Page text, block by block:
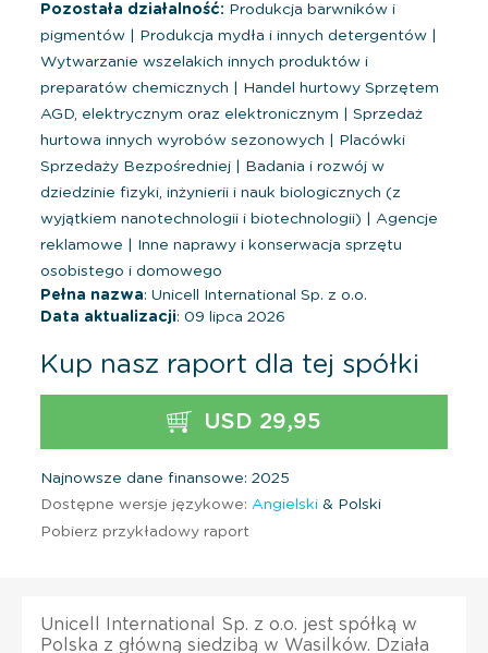
Pozostała działalność: Produkcja barwników i
pigmentów
Produkcja mydła i innych detergentów
Wytwarzanie wszelakich innych produktów i
preparatów chemicznych
Handel hurtowy Sprzętem
AGD, elektrycznym oraz elektronicznym
Sprzedaż
hurtowa innych wyrobów sezonowych
Placówki
Sprzedaży Bezpośredniej
Badania i rozwój w
dziedzinie fizyki, inżynierii i nauk biologicznych (z
wyjątkiem nanotechnologii i biotechnologii)
Agencje
reklamowe
Inne naprawy i konserwacja sprzętu
osobistego i domowego
Pełna nazwa: Unicell International Sp. z o.o.
Data aktualizacji: 09 lipca 2026
Kup nasz raport dla tej spółki
USD 29,95
Najnowsze dane finansowe: 2025
Dostępne wersje językowe: Angielski & Polski
Pobierz przykładowy raport
Unicell International Sp. z o.o. jest spółką w
Polska z główną siedzibą w Wasilków. Działa